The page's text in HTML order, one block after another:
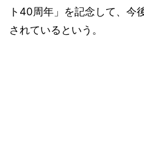
ト40周年」を記念して、今
されているという。